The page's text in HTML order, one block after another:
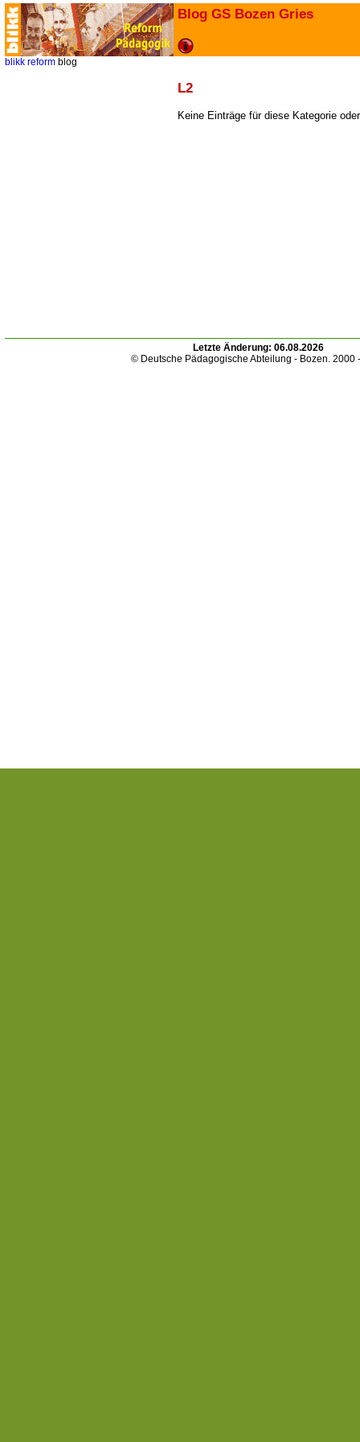
Blog GS Bozen Gries
blikk reform blog
L2
Keine Einträge für diese Kategorie
Letzte Änderung: 06.08.2026
© Deutsche Pädagogische Abteilung - Bozen. 2000